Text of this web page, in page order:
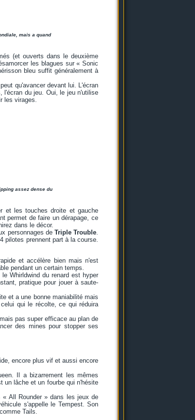
mais a quand
(et ouverts dans le deuxième
les blagues sur « Sonic
bleu suffit généralement à
qu'avancer devant lui. L'écran
l'écran du jeu. Oui, le jeu n'utilise
les virages.
assez dense du
et les touches droite et gauche
permet de faire un dérapage, ce
dans le décor.
personnages de Triple Trouble.
pilotes prennent part à la course.
et accélère bien mais n'est
pendant un certain temps.
Whirldwind du renard est hyper
pratique pour jouer à saute-
et a une bonne maniabilité mais
qui le récolte, ce qui réduira
pas super efficace au plan de
des mines pour stopper ses
encore plus vif et aussi encore
Il a bizarrement les mêmes
un lâche et un fourbe qui n'hésite
All Rounder » dans les jeux de
s'appelle le Tempest. Son
Tails.